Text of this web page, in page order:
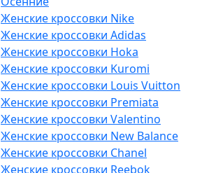
Женские кроссовки Nike
Женские кроссовки Adidas
Женские кроссовки Hoka
Женские кроссовки Kuromi
Женские кроссовки Louis Vuitton
Женские кроссовки Premiata
Женские кроссовки Valentino
Женские кроссовки New Balance
Женские кроссовки Chanel
Женские кроссовки Reebok